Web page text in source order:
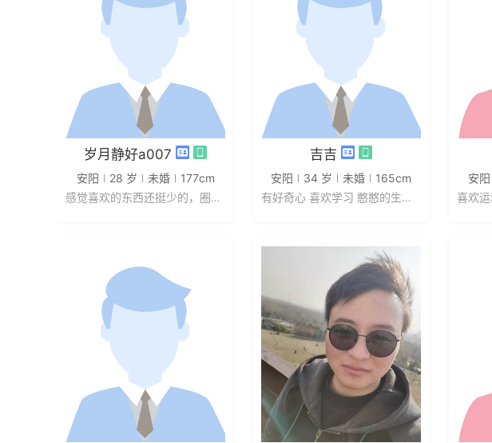
发私信
岁月静好a007
安阳 28 岁 未婚
177cm
感觉喜欢的东西还挺少的，圈子干净...
发私信
吉吉
安阳 34 岁 未婚
165cm
有好奇心 喜欢学习 憨憨的生活态度
安阳